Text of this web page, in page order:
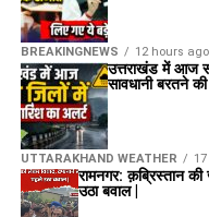
BREAKINGNEWS 12 hours ago
UTTARAKHAND WEATHER
उत्तराखंड में आज
सावधानी बरतने
रामनगर: क़ब्रिस्तान
उठा बवाल |